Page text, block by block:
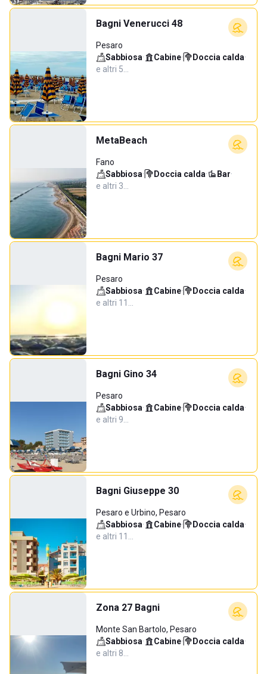
Bagni Venerucci 48
Pesaro
Sabbiosa· Cabine· Doccia calda·
e altri 5…
MetaBeach
Fano
Sabbiosa· Doccia calda· Bar·
e altri 3…
Bagni Mario 37
Pesaro
Sabbiosa· Cabine· Doccia calda·
e altri 11…
Bagni Gino 34
Pesaro
Sabbiosa· Cabine· Doccia calda·
e altri 9…
Bagni Giuseppe 30
Pesaro e Urbino, Pesaro
Sabbiosa· Cabine· Doccia calda·
e altri 11…
Zona 27 Bagni
Monte San Bartolo, Pesaro
Sabbiosa· Cabine· Doccia calda·
e altri 8…